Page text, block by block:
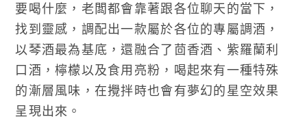
要喝什麼，老闆都會靠著跟各位聊天的當下，
找到靈感，調配出一款屬於各位的專屬調酒，
以琴酒最為基底，還融合了茴香酒、紫羅蘭利
口酒，檸檬以及食用亮粉，喝起來有一種特殊
的漸層風味，在攪拌時也會有夢幻的星空效果
呈現出來。